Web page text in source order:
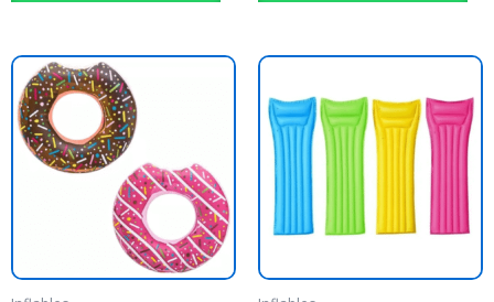
Este
producto
varias
variantes.
Las
opciones
se
se